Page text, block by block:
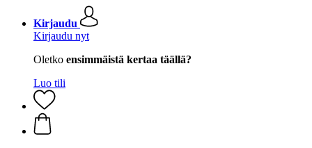
Kirjaudu
Kirjaudu nyt
Oletko ensimmäistä kertaa täällä?
Luo tili